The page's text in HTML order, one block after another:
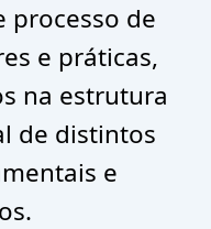
processo de
e práticas,
na estrutura
de distintos
e